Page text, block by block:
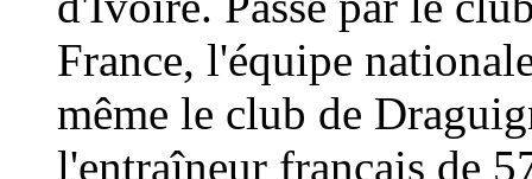
France, l'équipe
même le club de
l'entraîneur français de